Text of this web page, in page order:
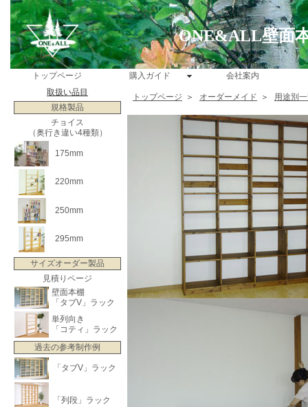
ONE&ALL壁面
トップページ 購入ガイド
会社案内
取扱い品目
規格製品
チョイス
（奥行き違い4種類）
175mm
220mm
250mm
295mm
サイズオーダー製品
見積りページ
壁面本棚
「タブV」ラック
単列向き
「コティ」ラック
過去の参考制作例
「タブV」ラック
「列段」ラック
トップページ ＞ オーダーメイド ＞ 用途別